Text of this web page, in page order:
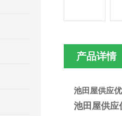
产品详情
池田屋供应
池田屋供应